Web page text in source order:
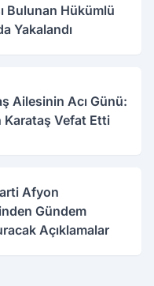
Bulunan Hükümlü
Yakalandı
Ailesinin Acı Günü:
Karataş Vefat Etti
Afyon
Gündem
Açıklamalar